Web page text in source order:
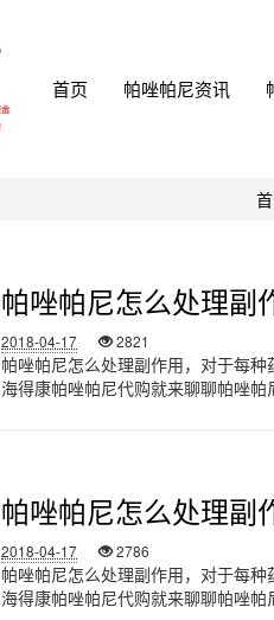
首页 帕唑帕尼资讯
帕唑帕尼怎么处理副
2018-04-17 2821
帕唑帕尼怎么处理副作用，对于每
海得康帕唑帕尼代购就来聊聊帕唑
帕唑帕尼怎么处理副
2018-04-17 2786
帕唑帕尼怎么处理副作用，对于每
海得康帕唑帕尼代购就来聊聊帕唑